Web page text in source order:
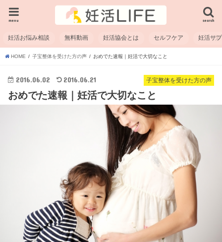
search
menu
妊活お悩み相談 無料動画 妊活協会とは セルフケア 妊活サ
HOME 子宝整体を受けた方の声 おめでた速報｜妊活で大切なこと
子宝整体を受けた方の声
2016.06.02 2016.06.21
おめでた速報｜妊活で大切なこと